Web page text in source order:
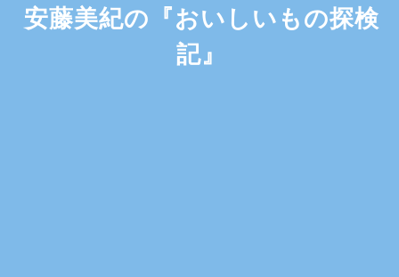
安藤美紀の『おいしいもの探検
記』